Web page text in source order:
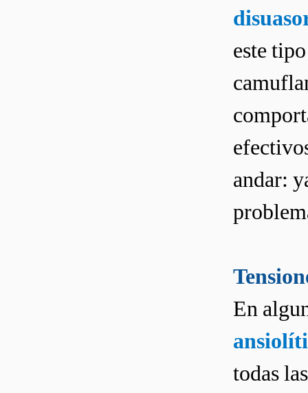
este
andar:
En
todas